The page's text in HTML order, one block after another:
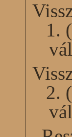
1.
2.